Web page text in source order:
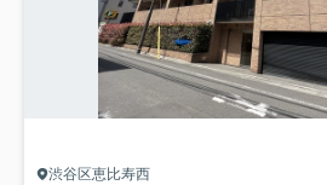
渋谷区恵比寿西